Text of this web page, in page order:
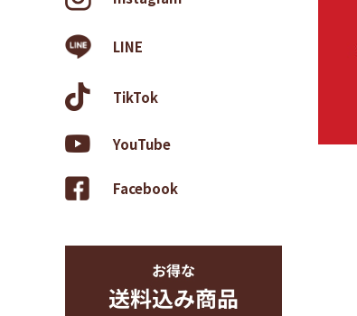
LINE
TikTok
YouTube
Facebook